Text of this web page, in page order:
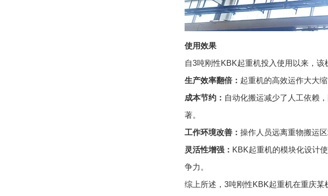
使用效果
自3吨刚性KBK起重机投入使用以来，
生产效率翻倍： 起重机的高效运作大大
成本节约： 自动化搬运减少了人工依赖
著。
工作环境改善： 操作人员远离重物搬运
灵活性增强： KBK起重机的模块化设计
争力。
综上所述，3吨刚性KBK起重机在重庆某